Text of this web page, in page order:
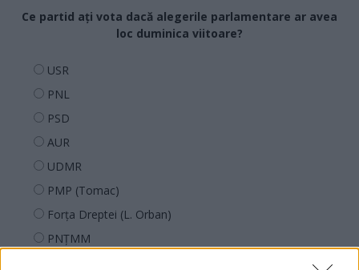
Ce partid ați vota dacă alegerile parlamentare ar avea
loc duminica viitoare?
USR
PNL
PSD
AUR
UDMR
PMP (Tomac)
Forța Dreptei (L. Orban)
PNȚMM